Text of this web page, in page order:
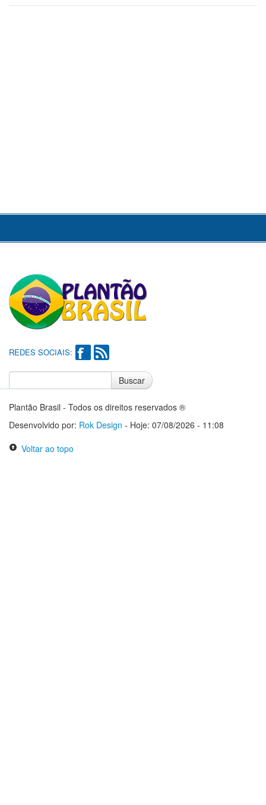
REDES SOCIAIS:
Buscar
Plantão Brasil - Todos os direitos reservados ®
Desenvolvido por: Rok Design - Hoje: 07/08/2026 - 11:08
Voltar ao topo